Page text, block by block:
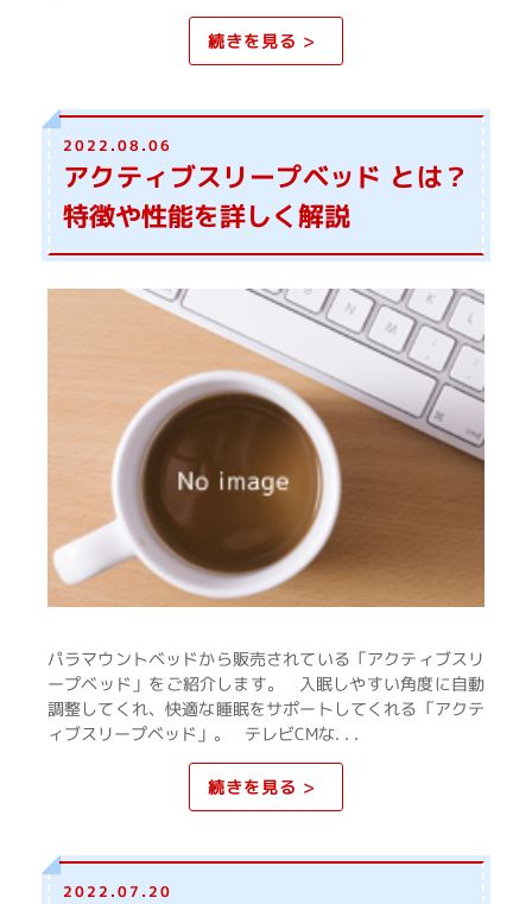
続きを見る >
2022.08.06
アクティブスリープベッド とは？
特徴や性能を詳しく解説
パラマウントベッドから販売されている「アクティブスリ
ープベッド」をご紹介します。 入眠しやすい角度に自動
調整してくれ、快適な睡眠をサポートしてくれる「アクテ
ィブスリープベッド」。 テレビCMな. . .
続きを見る >
2022.07.20